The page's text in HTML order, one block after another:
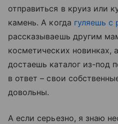
отправиться в круиз или
камень. А когда гуляешь с
рассказываешь другим
косметических новинках,
достаешь каталог из-под
в ответ – свои
довольны.
А если серьезно, я знаю